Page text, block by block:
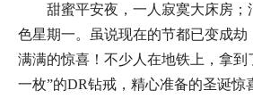
甜蜜平安夜，一人寂寞大床房；
色星期一。虽说现在的节都已变成劫
满满的惊喜！不少人在地铁上，拿到
一枚”的DR钻戒，精心准备的圣诞惊